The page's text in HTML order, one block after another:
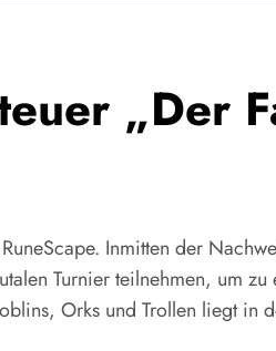
„Der
Inmitten der
Turnier teilnehmen, um
Orks und Trollen liegt in